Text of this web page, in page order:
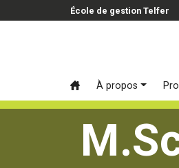
Passer au contenu principal
École de gestion Telfer
À propos